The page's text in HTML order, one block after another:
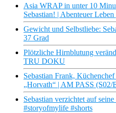
Asia WRAP in unter 10
Sebastian! | Abenteuer
Gewicht und Selbstliebe:
37 Grad
Plötzliche Hirnblutung
TRU DOKU
Sebastian Frank,
„Horvath“ | AM PASS (S02/
Sebastian verzichtet auf
#storyofmylife #shorts